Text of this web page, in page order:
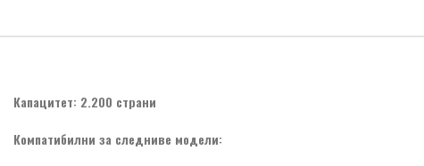
Капацитет: 2.200 страни
Компатибилни за следниве модели: